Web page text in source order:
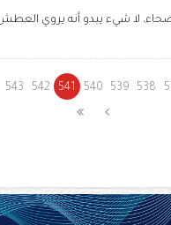
لا شيء يبدو أنه يروي
538
539
540
541
542
543